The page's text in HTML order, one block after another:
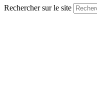
Rechercher sur le site